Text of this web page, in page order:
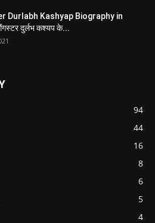
Durlabh Kashyap Biography in
दुर्लभ कश्यप के...
94
44
16
8
6
5
4